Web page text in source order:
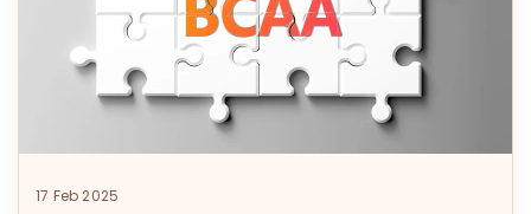
17 Feb 2025